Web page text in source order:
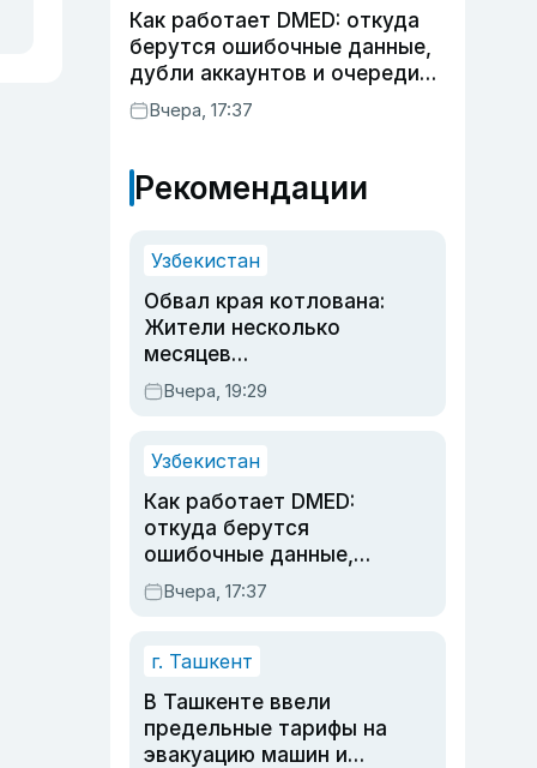
Как работает DMED: откуда
берутся ошибочные данные,
дубли аккаунтов и очереди
по онлайн-записи
Вчера, 17:37
Рекомендации
Узбекистан
Обвал края котлована:
Жители несколько
месяцев
предупреждали об
опасности, но стройка
Вчера, 19:29
Узбекистан
Как работает DMED:
откуда берутся
ошибочные данные,
дубли аккаунтов и
очереди по онлайн-
Вчера, 17:37
г. Ташкент
В Ташкенте ввели
предельные тарифы на
эвакуацию машин и